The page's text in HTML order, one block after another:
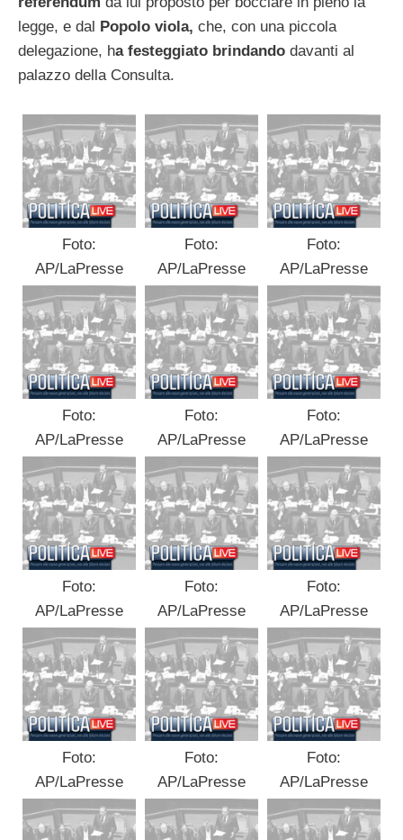
legge, e dal Popolo viola, che, con una piccola
delegazione, ha festeggiato brindando davanti al
palazzo della Consulta.
Foto:
AP/LaPresse
Foto:
AP/LaPresse
Foto:
AP/LaPresse
Foto:
AP/LaPresse
Foto:
AP/LaPresse
Foto:
AP/LaPresse
Foto:
AP/LaPresse
Foto:
AP/LaPresse
Foto:
AP/LaPresse
Foto:
AP/LaPresse
Foto:
AP/LaPresse
Foto:
AP/LaPresse